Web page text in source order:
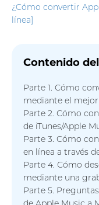
¿Cómo convertir
línea]
Contenido
Parte 1. Cómo
mediante el
Parte 2. Cómo
de iTunes/Apple
Parte 3. Cómo
en línea a través
Parte 4. Cómo
mediante una
Parte 5.